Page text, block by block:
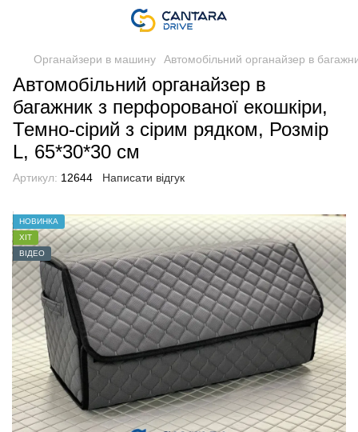
Органайзери в машину Автомобільний органайзер в
Автомобільний органайзер в
багажник з перфорованої екошкіри,
Темно-сірий з сірим рядком, Розмір
L, 65*30*30 см
Артикул: 12644 Написати відгук
НОВИНКА
ХІТ
ВІДЕО